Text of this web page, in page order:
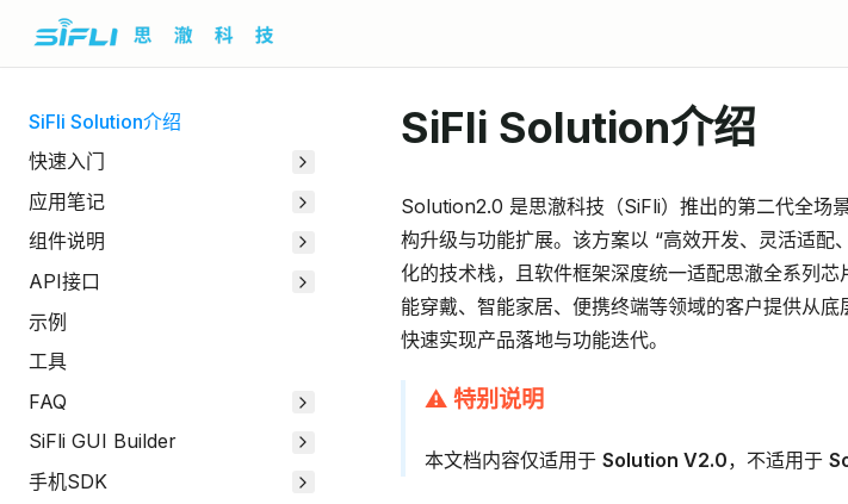
SiFli Solution介绍
快速入门
应用笔记
组件说明
API接口
示例
工具
FAQ
SiFli GUI Builder
手机SDK
SiFli Solution介绍
Solution2.0 是思澈科技（SiFli）推出的第二代全场
构升级与功能扩展。该方案以 “高效开发、灵活适
化的技术栈，且软件框架深度统一适配思澈全系列
能穿戴、智能家居、便携终端等领域的客户提供从
快速实现产品落地与功能迭代。
⚠️ 特别说明
本文档内容仅适用于 Solution V2.0，不适用于